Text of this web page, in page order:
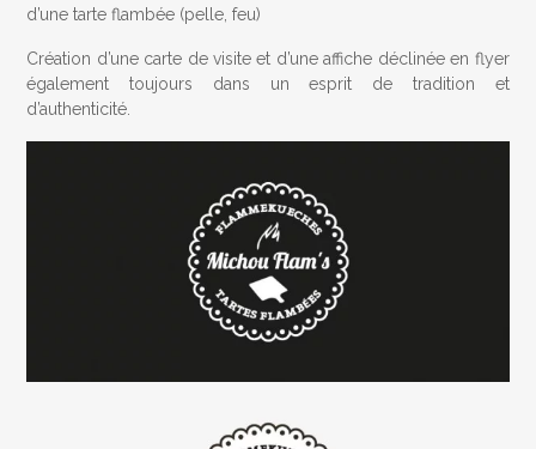
d’une tarte flambée (pelle, feu)
Création d’une carte de visite et d’une affiche déclinée en flyer
également toujours dans un esprit de tradition et
d’authenticité.